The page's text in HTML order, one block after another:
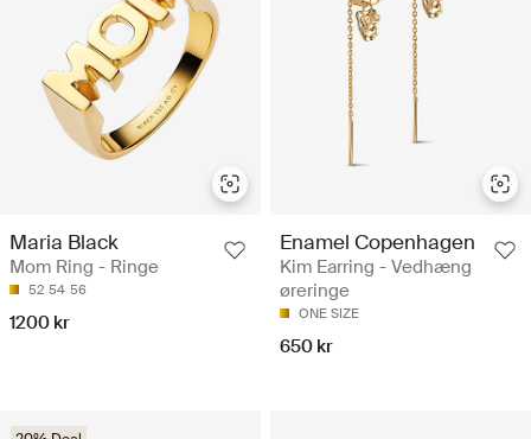
Maria Black
Mom Ring - Ringe
52 54 56
1200 kr
Enamel Copenhagen
Kim Earring - Vedhæng
øreringe
ONE SIZE
650 kr